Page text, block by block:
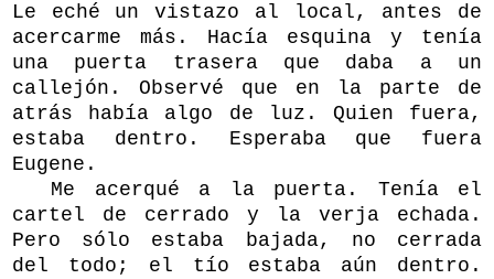
Le eché un vistazo al local, antes de
acercarme más. Hacía esquina y tenía
una puerta trasera que daba a un
callejón. Observé que en la parte de
atrás había algo de luz. Quien fuera,
estaba dentro. Esperaba que fuera
Eugene.
Me acerqué a la puerta. Tenía el
cartel de cerrado y la verja echada.
Pero sólo estaba bajada, no cerrada
del todo; el tío estaba aún dentro.